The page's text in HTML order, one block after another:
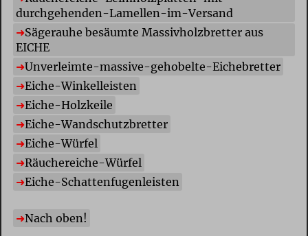
durchgehenden-Lamellen-im-Versand
Sägerauhe besäumte Massivholzbretter aus
EICHE
Unverleimte-massive-gehobelte-Eichebretter
Eiche-Winkelleisten
Eiche-Holzkeile
Eiche-Wandschutzbretter
Eiche-Würfel
Räuchereiche-Würfel
Eiche-Schattenfugenleisten
Nach oben!